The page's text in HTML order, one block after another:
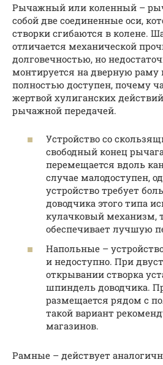
Рычажный или коленный –
собой две соединенные оси,
створки сгибаются в колене.
отличается механической
долговечностью, но
монтируется на дверную раму
полностью доступен, почему
жертвой хулиганских
рычажной передачей.
Устройство со
свободный конец
перемещается вдоль
случае малодоступен,
устройство требует
доводчика этого типа
кулачковый механизм,
обеспечивает лучшую
Напольные –
и недоступно. При
открывании створка
шпиндель доводчика.
размещается рядом с
такой вариант
магазинов.
Рамные – действует